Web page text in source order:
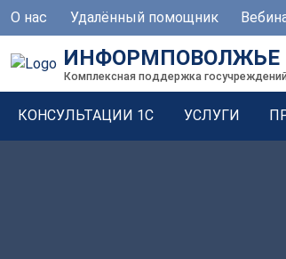
О нас Удалённый помощник
ИНФОРМПОВОЛЖЬЕ
Комплексная поддержка госучреждений
КОНСУЛЬТАЦИИ 1С УСЛУГИ